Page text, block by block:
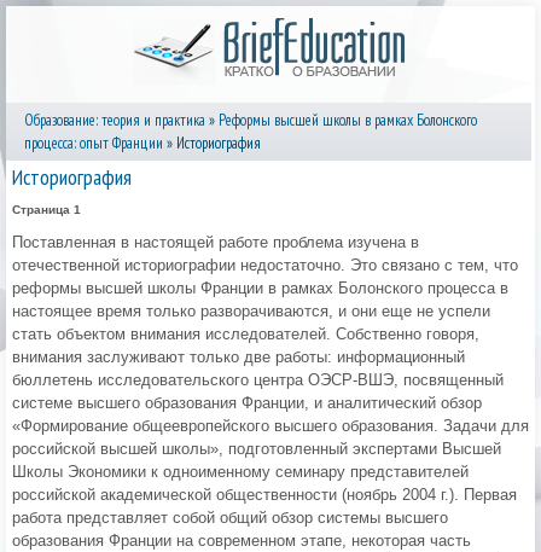
Образование: теория и практика » Реформы высшей школы в рамках Болонского
процесса: опыт Франции » Историография
Историография
Страница 1
Поставленная в настоящей работе проблема изучена в
отечественной историографии недостаточно. Это связано с тем, что
реформы высшей школы Франции в рамках Болонского процесса в
настоящее время только разворачиваются, и они еще не успели
стать объектом внимания исследователей. Собственно говоря,
внимания заслуживают только две работы: информационный
бюллетень исследовательского центра ОЭСР-ВШЭ, посвященный
системе высшего образования Франции, и аналитический обзор
«Формирование общеевропейского высшего образования. Задачи для
российской высшей школы», подготовленный экспертами Высшей
Школы Экономики к одноименному семинару представителей
российской академической общественности (ноябрь 2004 г.). Первая
работа представляет собой общий обзор системы высшего
образования Франции на современном этапе, некоторая часть